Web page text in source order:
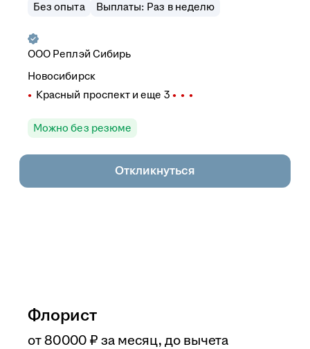
Без опыта Выплаты: Раз в неделю
ООО Реплэй Сибирь
Новосибирск
Красный проспект и еще 3
Можно без резюме
Откликнуться
Флорист
от80 000 ₽ за месяц,до вычета